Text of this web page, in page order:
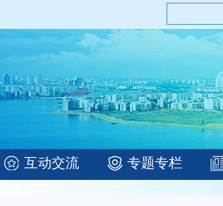
互动交流 专题专栏